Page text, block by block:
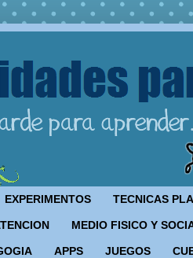
EXPERIMENTOS TECNICAS
MEDIO FISICO Y
APPS JUEGOS